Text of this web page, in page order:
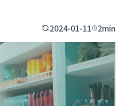
2024-01-11 2min